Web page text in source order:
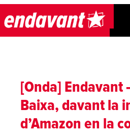
Skip to content
[Onda] Endavant
Baixa, davant la
d’Amazon en la